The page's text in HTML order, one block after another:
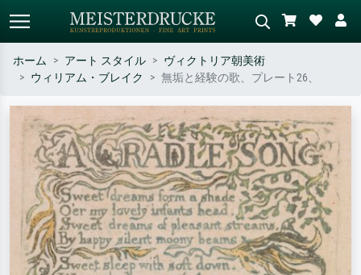
作家名・作品名・スタイルで検索
– 例：モネ、星月夜、印象派、北
斎の波、ヌード。
シーンを説明してください – 例：
緑の草原、赤の多い抽象画、暗い
油絵、木のそばの立ち姿のヌー
ド。
ホーム アート スタイル
ヴィクトリア朝美術
ウィリアム・ブレイク
無垢と経験の歌、プレート26、